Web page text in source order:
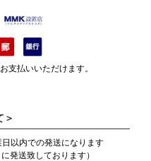
支払いいただけます。
＞
以内での発送になります
発送致しております）